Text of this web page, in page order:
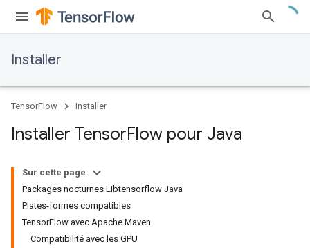
Installer
TensorFlow Installer
Installer TensorFlow pour Java
Sur cette page
Packages nocturnes Libtensorflow Java
Plates-formes compatibles
TensorFlow avec Apache Maven
Compatibilité avec les GPU